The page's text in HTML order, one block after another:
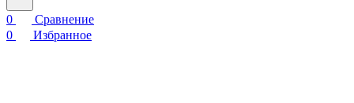
0
Сравнение
0
Избранное